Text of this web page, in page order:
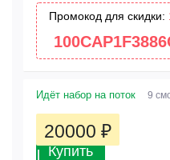
Промокод для скидки:
Идёт набор на поток 9
20000 ₽
Купить